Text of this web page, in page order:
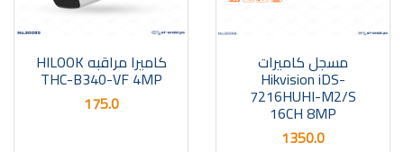
مسجل كاميرات
Hikvision iDS-
7216HUHI-M2/S
16CH 8MP
1350.0
كاميرا مراقبه HILOOK
THC-B340-VF 4MP
175.0